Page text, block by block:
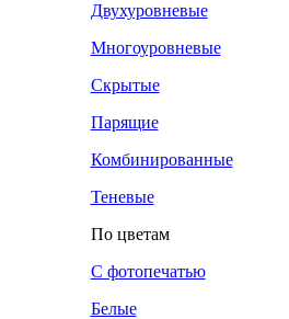
Двухуровневые
Многоуровневые
Скрытые
Парящие
Комбинированные
Теневые
По цветам
С фотопечатью
Белые